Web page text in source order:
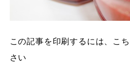
この記事を印刷するには、こ
さい